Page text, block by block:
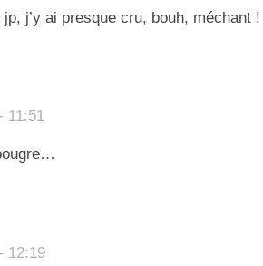
j’y ai presque cru, bouh, méchant !
11:51
12:19